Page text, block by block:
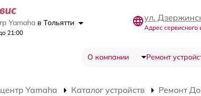
Yamaha в Тольятти
21:00
ул.
Адрес сервисного
О компании Ремонт
Yamaha Каталог устройств Ремонт